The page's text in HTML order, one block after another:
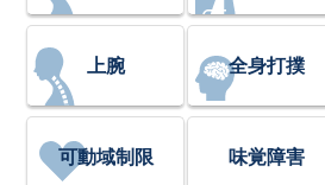
上腕 全身打撲
可動域制限 味覚障害